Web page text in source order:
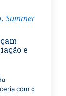
Summer
e
com o